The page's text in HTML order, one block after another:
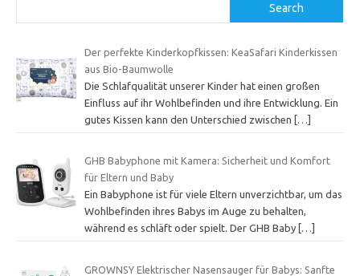
Search
Der perfekte Kinderkopfkissen: KeaSafari Kinderkissen
aus Bio-Baumwolle
Die Schlafqualität unserer Kinder hat einen großen
Einfluss auf ihr Wohlbefinden und ihre Entwicklung. Ein
gutes Kissen kann den Unterschied zwischen
[…]
GHB Babyphone mit Kamera: Sicherheit und Komfort
für Eltern und Baby
Ein Babyphone ist für viele Eltern unverzichtbar, um das
Wohlbefinden ihres Babys im Auge zu behalten,
während es schläft oder spielt. Der GHB Baby […]
GROWNSY Elektrischer Nasensauger für Babys: Sanfte